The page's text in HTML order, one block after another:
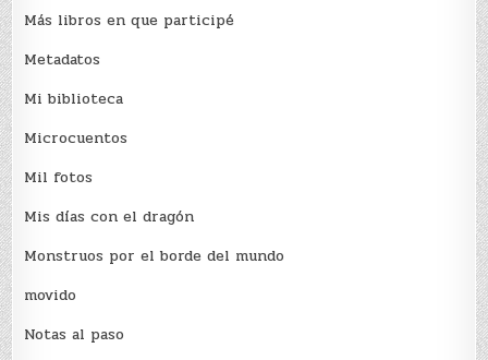
Más libros en que participé
Metadatos
Mi biblioteca
Microcuentos
Mil fotos
Mis días con el dragón
Monstruos por el borde del mundo
movido
Notas al paso